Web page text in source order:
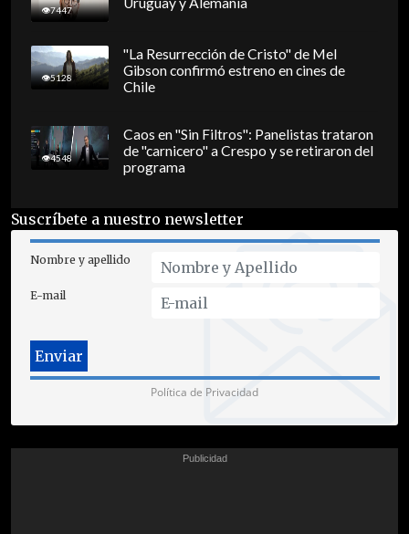
7447
5128
"La Resurrección de Cristo" de Mel
Gibson confirmó estreno en cines de
Chile
4548
Caos en "Sin Filtros": Panelistas trataron
de "carnicero" a Crespo y se retiraron del
programa
Suscríbete a nuestro newsletter
Nombre y apellido
E-mail
Política de Privacidad